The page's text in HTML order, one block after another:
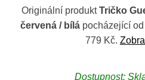
Originální produktTričko
červená / bílá pocházející
779 Kč.
Dostupnost: